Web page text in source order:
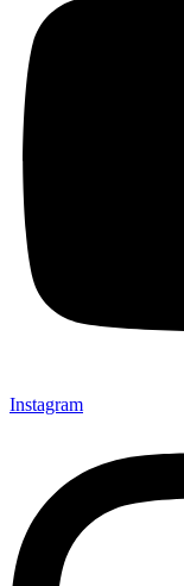
Instagram